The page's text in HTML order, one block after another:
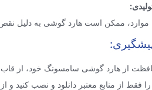
:
ممکن است هارد گوشی به دلیل نقص
از هارد گوشی سامسونگ خود، از قاب
را فقط از منابع معتبر دانلود و نصب کنید